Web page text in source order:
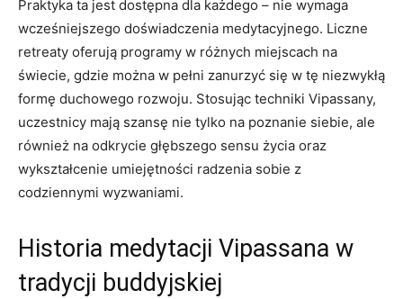
Praktyka ta jest dostępna dla każdego – nie wymaga
⁤wcześniejszego doświadczenia medytacyjnego. Liczne
retreaty ⁣oferują programy​ w ⁤różnych miejscach na
świecie, gdzie można w pełni zanurzyć się w⁣ tę niezwykłą
formę duchowego rozwoju. Stosując techniki ⁤Vipassany,
uczestnicy mają szansę nie⁤ tylko na ⁤poznanie siebie, ale
również na odkrycie głębszego sensu życia ‌oraz
wykształcenie⁢ umiejętności radzenia sobie z
codziennymi wyzwaniami.
Historia ⁣medytacji Vipassana w
tradycji buddyjskiej